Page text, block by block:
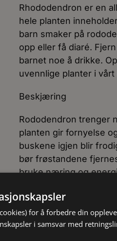
Rhododendron er en
hele planten
barn smaker på
opp eller få diaré.
barnet noe å drikke.
uvennlige planter i
Beskjæring
Rododendron trenger
planten gir fornyelse
buskene igjen blir
bør frøstandene
bruke næring og
bedre. Beskjæring
Formering
Sorten formeres
for å forbedre din
i samsvar med